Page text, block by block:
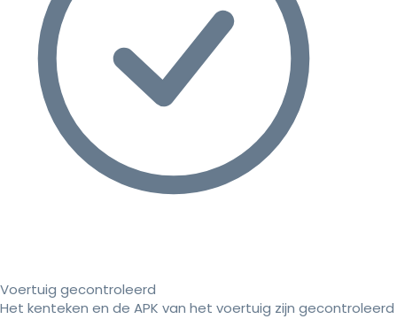
Voertuig gecontroleerd
Het kenteken en de APK van het voertuig zijn gecontroleerd